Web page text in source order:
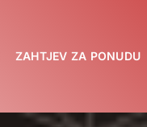
ZAHTJEV ZA PONUDU